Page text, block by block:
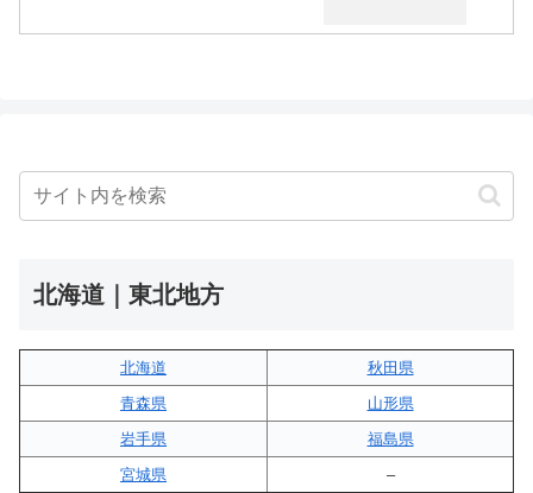
北海道｜東北地方
北海道
秋田県
青森県
山形県
岩手県
福島県
宮城県
–